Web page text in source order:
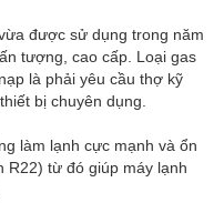
được sử dụng trong năm
tượng, cao cấp. Loại gas
là phải yêu cầu thợ kỹ
bị chuyên dụng.
làm lạnh cực mạnh và ổn
R22) từ đó giúp máy lạnh